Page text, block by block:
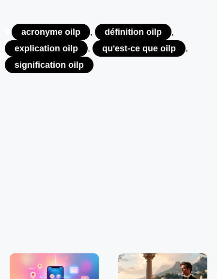
acronyme oilp , définition oilp
,
explication oilp
, qu'est-ce que oilp
,
signification oilp